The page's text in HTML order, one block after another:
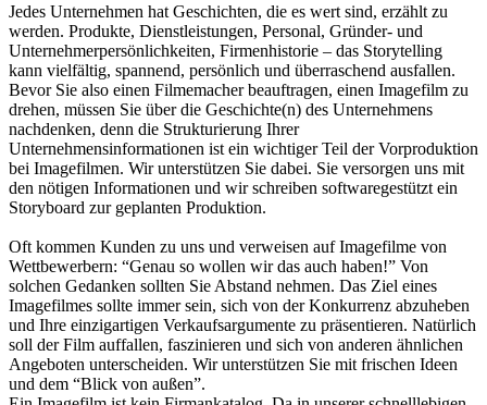
Jedes Unternehmen hat Geschichten, die es wert sind, erzählt zu
werden. Produkte, Dienstleistungen, Personal, Gründer- und
Unternehmerpersönlichkeiten, Firmenhistorie – das Storytelling
kann vielfältig, spannend, persönlich und überraschend ausfallen.
Bevor Sie also einen Filmemacher beauftragen, einen Imagefilm zu
drehen, müssen Sie über die Geschichte(n) des Unternehmens
nachdenken, denn die Strukturierung Ihrer
Unternehmensinformationen ist ein wichtiger Teil der Vorproduktion
bei Imagefilmen. Wir unterstützen Sie dabei. Sie versorgen uns mit
den nötigen Informationen und wir schreiben softwaregestützt ein
Storyboard zur geplanten Produktion.
Oft kommen Kunden zu uns und verweisen auf Imagefilme von
Wettbewerbern: “Genau so wollen wir das auch haben!” Von
solchen Gedanken sollten Sie Abstand nehmen. Das Ziel eines
Imagefilmes sollte immer sein, sich von der Konkurrenz abzuheben
und Ihre einzigartigen Verkaufsargumente zu präsentieren. Natürlich
soll der Film auffallen, faszinieren und sich von anderen ähnlichen
Angeboten unterscheiden. Wir unterstützen Sie mit frischen Ideen
und dem “Blick von außen”.